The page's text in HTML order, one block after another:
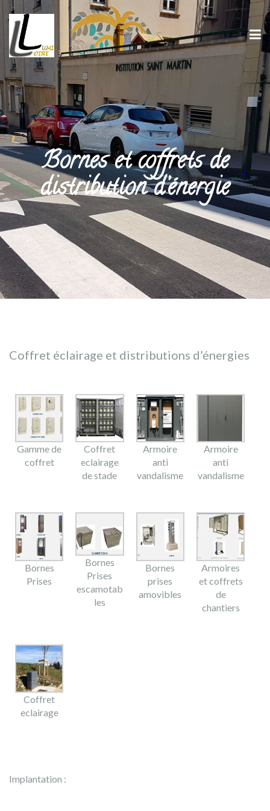
Bornes et coffrets de
distribution d’énergie
Coffret éclairage et distributions d’énergies
Gamme de
coffret
Coffret
eclairage
de stade
Armoire
anti
vandalisme
Armoire
anti
vandalisme
Bornes
Prises
Bornes
Prises
escamotab
les
Bornes
prises
amovibles
Armoires
et coffrets
de
chantiers
Coffret
eclairage
Implantation :